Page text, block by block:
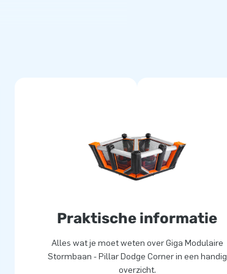
ze in jouw gewenste kleur
leveren ze inclusief
handleiding. Zo heb je
jouw klanten de dag
mensen wereldwijd een gat
designers, ontwikkelaars
Praktische informatie
Alles wat je moet weten over Giga Modulaire
Stormbaan - Pillar Dodge Corner in een handig
overzicht.